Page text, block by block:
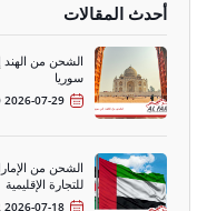
أحدث المقالات
الشحن من الهند
سوريا
2026-07-29 19:03:40
الشحن من
للتجارة الإقليمية
2026-07-18 12:28:32